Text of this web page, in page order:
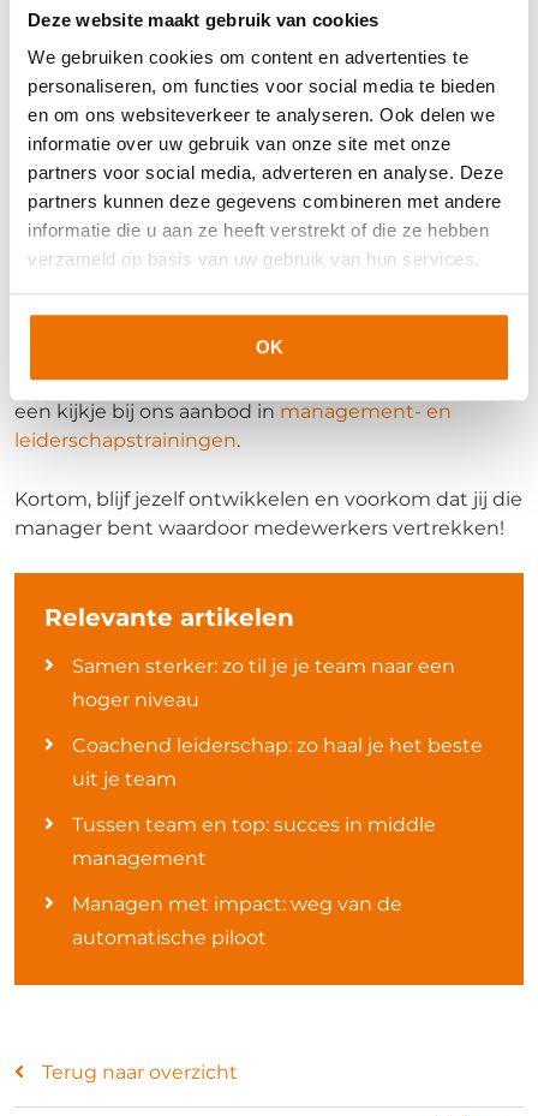
Deze website maakt gebruik van cookies
We gebruiken cookies om content en advertenties te
personaliseren, om functies voor social media te bieden
en om ons websiteverkeer te analyseren. Ook delen we
informatie over uw gebruik van onze site met onze
partners voor social media, adverteren en analyse. Deze
partners kunnen deze gegevens combineren met andere
informatie die u aan ze heeft verstrekt of die ze hebben
verzameld op basis van uw gebruik van hun services.
OK
Een goede werk-privébalans is ontzettend
belangrijk. Op sommige dagen is het voor
medewerkers prettig om af te wisselen van
werkomgeving. Zo vindt de één het heerlijk om alle
dagen op kantoor te zitten. En een ander vindt de
afwisseling fijn. Houd daar rekening mee en sta ook
open voorhybride werken.
Ontwikkel je
managementvaardigheden
artra biedt trainingen en opleidingen voor iedere
fase in de loopbaan van de starter tot de
vakvolwassen professional. Meer weten? Neem eens
een kijkje bij ons aanbod in management- en
leiderschapstrainingen.
Kortom, blijf jezelf ontwikkelen en voorkom dat jij die
manager bent waardoor medewerkers vertrekken!
Relevante artikelen
Samen sterker: zo til je je team naar een
hoger niveau
Coachend leiderschap: zo haal je het beste
uit je team
Tussen team en top: succes in middle
management
Managen met impact: weg van de
automatische piloot
Terug naar overzicht